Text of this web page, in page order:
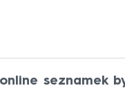
seznamek